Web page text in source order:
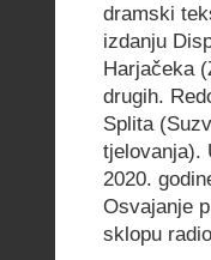
dramski
izdanju
Harjačeka
drugih.
Splita
tjelovanja).
2020.
Osvajanje
sklopu